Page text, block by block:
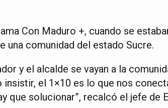
Con Maduro +, cuando se
una comunidad del estado Sucre.
y el alcalde se vayan a la
el 1×10 es lo que nos
que solucionar”, recalcó el jefe de